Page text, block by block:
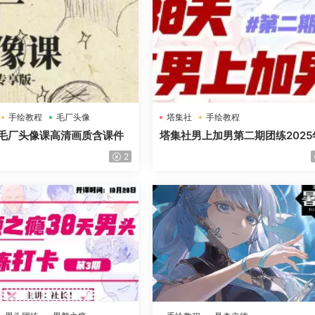
手绘教程 毛厂头像
厂头像课高清画质含课件
2
塔集社 手绘教程
塔集社男上加男第二期团练2025